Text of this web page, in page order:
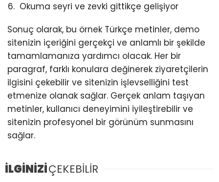
Okuma seyri ve zevki gittikçe gelişiyor
Sonuç olarak, bu örnek Türkçe metinler, demo
sitenizin içeriğini gerçekçi ve anlamlı bir şekilde
tamamlamanıza yardımcı olacak. Her bir
paragraf, farklı konulara değinerek ziyaretçilerin
ilgisini çekebilir ve sitenizin işlevselliğini test
etmenize olanak sağlar. Gerçek anlam taşıyan
metinler, kullanıcı deneyimini iyileştirebilir ve
sitenizin profesyonel bir görünüm sunmasını
sağlar.
İLGİNİZİÇEKEBİLİR